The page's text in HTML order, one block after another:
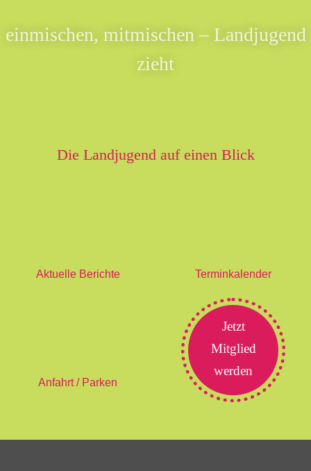
einmischen, mitmischen – Landjugend
zieht
Die Landjugend auf einen Blick
Aktuelle Berichte Terminkalender
Anfahrt / Parken
Jetzt
Mitglied
werden